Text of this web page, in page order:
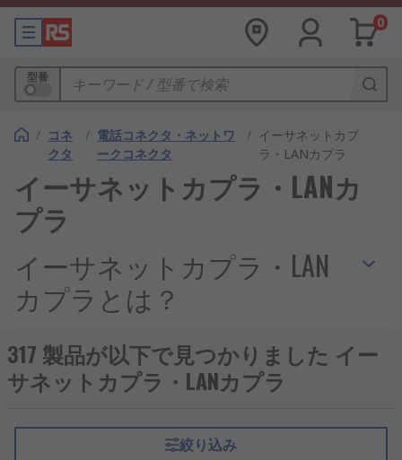
0
型番
/ コネ
クタ
/ 電話コネクタ・ネットワ
ークコネクタ
/ イーサネットカプ
ラ・LANカプラ
イーサネットカプラ・LANカ
プラ
イーサネットカプラ・LAN
カプラとは？
イーサネットカプラは、LANケーブル同士を接続し
て延長したり、複数のケーブルを組み合わせるため
に使用される小型の部品です。簡単な構造でありな
性を高める役割を果たします。日本のオフィスや工
場、さらには再生可能エネルギー設備や交通システ
317 製品が以下で見つかりました イー
サネットカプラ・LANカプラ
絞り込み